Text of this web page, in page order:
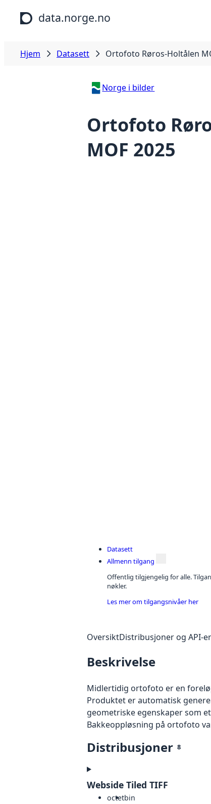
Hopp til hovedinnhold
data.norge.no
Hjem Datasett Ortofoto Røros-Holtålen
Norge i bilder
Ortofoto
MOF 2025
Datasett
Allmenn tilgang
Offentlig tilgjengelig for alle.
nøkler.
Les mer om tilgangsnivåer her
OversiktDistribusjoner og API-er
Beskrivelse
Midlertidig ortofoto er en
Produktet er automatisk
geometriske egenskaper som
Bakkeoppløsning på ortofoto
Distribusjoner 8
Webside Tiled TIFF
octetbin